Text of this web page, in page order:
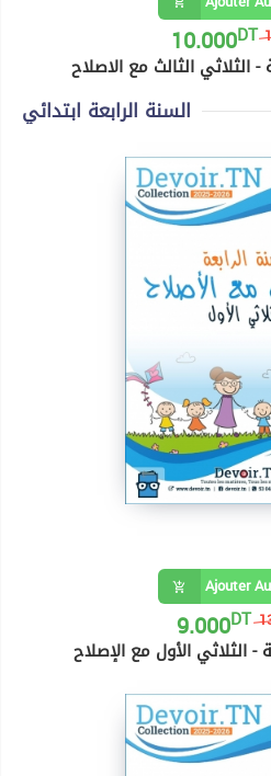
10.000DT
- الثلاثي الثالث مع الاصلاح
السنة الرابعة ابتدائي
Ajouter
9.000DT
- الثلاثي الأول مع الإصلاح